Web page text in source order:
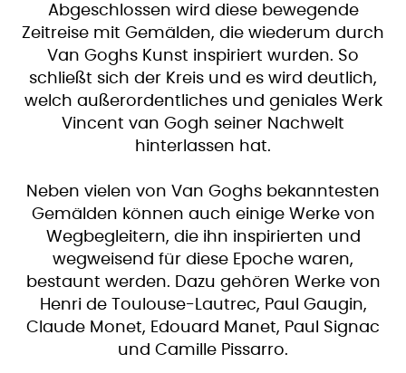
Abgeschlossen wird diese bewegende
Zeitreise mit Gemälden, die wiederum durch
Van Goghs Kunst inspiriert wurden. So
schließt sich der Kreis und es wird deutlich,
welch außerordentliches und geniales Werk
Vincent van Gogh seiner Nachwelt
hinterlassen hat.
Neben vielen von Van Goghs bekanntesten
Gemälden können auch einige Werke von
Wegbegleitern, die ihn inspirierten und
wegweisend für diese Epoche waren,
bestaunt werden. Dazu gehören Werke von
Henri de Toulouse-Lautrec, Paul Gaugin,
Claude Monet, Edouard Manet, Paul Signac
und Camille Pissarro.